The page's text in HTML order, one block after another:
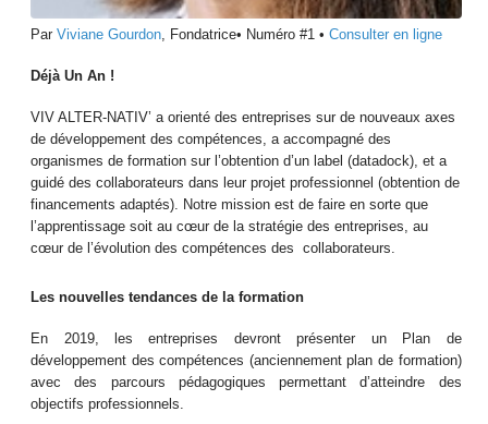
ParViviane Gourdon, Fondatrice• Numéro #1 •Consulter en ligne
Déjà Un An !
VIV ALTER-NATIV’ a orienté des entreprises sur de nouveaux axes
de développement des compétences, a accompagné des
organismes de formation sur l’obtention d’un label (datadock), et a
guidé des collaborateurs dans leur projet professionnel (obtention de
financements adaptés). Notre mission est de faire en sorte que
l’apprentissage soit au cœur de la stratégie des entreprises, au
cœur de l’évolution des compétences des collaborateurs.
Les nouvelles tendances de la formation
En 2019, les entreprises devront présenter un Plan de
développement des compétences (anciennement plan de formation)
avec des parcours pédagogiques permettant d’atteindre des
objectifs professionnels.